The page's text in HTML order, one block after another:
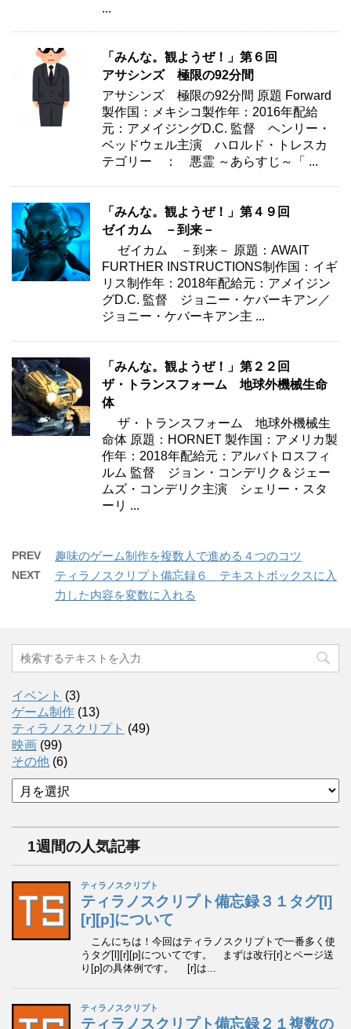
...
「みんな。観ようぜ！」第６回
アサシンズ 極限の92分間
アサシンズ 極限の92分間 原題 Forward
製作国：メキシコ製作年：2016年配給
元：アメイジングD.C. 監督 ヘンリー・
ベッドウェル主演 ハロルド・トレスカ
テゴリー ： 悪霊 ～あらすじ～「 ...
「みんな。観ようぜ！」第４９回
ゼイカム －到来－
ゼイカム －到来－ 原題：AWAIT
FURTHER INSTRUCTIONS制作国：イギ
リス制作年：2018年配給元：アメイジン
グD.C. 監督 ジョニー・ケバーキアン／
ジョニー・ケバーキアン主 ...
「みんな。観ようぜ！」第２２回
ザ・トランスフォーム 地球外機械生命
体
ザ・トランスフォーム 地球外機械生
命体 原題：HORNET 製作国：アメリカ製
作年：2018年配給元：アルバトロスフィ
ルム 監督 ジョン・コンデリク＆ジェー
ムズ・コンデリク主演 シェリー・スタ
ーリ ...
PREV 趣味のゲーム制作を複数人で進める４つのコツ
NEXT
ティラノスクリプト備忘録６ テキストボックスに入
力した内容を変数に入れる
イベント (3)
ゲーム制作 (13)
ティラノスクリプト (49)
映画 (99)
その他 (6)
ア
ー
1週間の人気記事